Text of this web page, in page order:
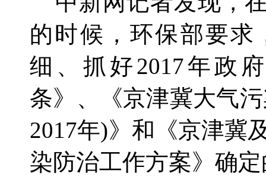
的时候，环保部要求
细、抓好2017年政
条》、《京津冀大气
2017年)》和《京津冀
染防治工作方案》确